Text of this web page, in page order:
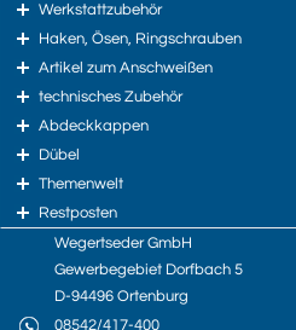
Werkstattzubehör
Haken, Ösen, Ringschrauben
Artikel zum Anschweißen
technisches Zubehör
Abdeckkappen
Dübel
Themenwelt
Restposten
Wegertseder GmbH
Gewerbegebiet Dorfbach 5
D-94496 Ortenburg
08542/417-400